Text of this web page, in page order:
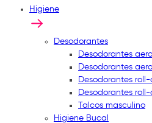
Higiene
Desodorantes
Desodorantes
Desodorantes
Desodorantes
Desodorantes
Talcos masculino
Higiene Bucal